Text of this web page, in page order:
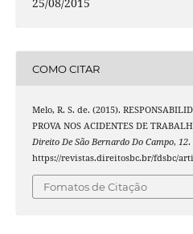
COMO CITAR
Melo, R. S. de. (2015).
PROVA NOS ACIDENTES DE
Direito De São Bernardo Do Campo, 12.
https://revistas.direitosbc.br/fdsbc/
Fomatos de Citação